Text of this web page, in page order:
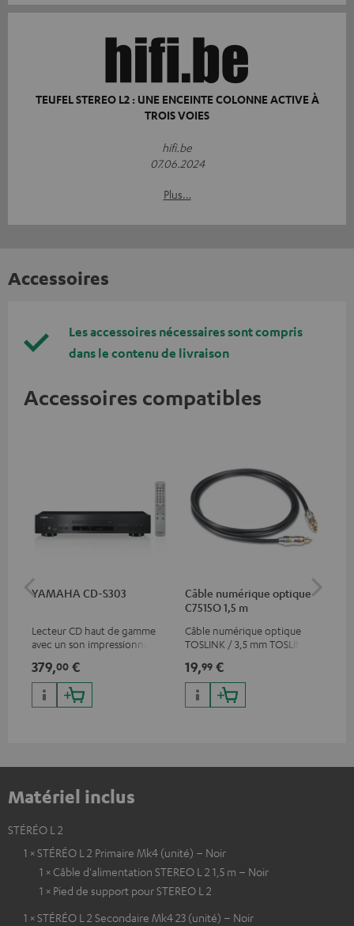
TEUFEL STEREO L2 : UNE ENCEINTE COLONNE ACTIVE À
TROIS VOIES
hifi.be
07.06.2024
Plus…
Accessoires
Les accessoires nécessaires sont compris
dans le contenu de livraison
Accessoires compatibles
YAMAHA CD-S303
Lecteur CD haut de gamme
avec un son impressionnant
379,00 €
Câble numérique optique
C7515O 1,5 m
Câble numérique optique
TOSLINK / 3,5 mm TOSLINK
19,99 €
Matériel inclus
STÉRÉO L 2
1 × STÉRÉO L 2 Primaire Mk4 (unité) – Noir
1 × Câble d'alimentation STEREO L 2 1,5 m – Noir
1 × Pied de support pour STEREO L 2
1 × STÉRÉO L 2 Secondaire Mk4 23 (unité) – Noir